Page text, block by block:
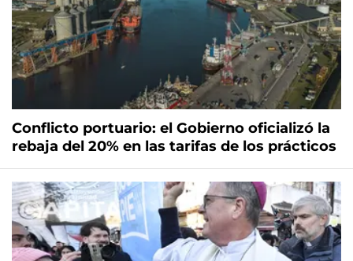
Conflicto portuario: el Gobierno oficializó la
rebaja del 20% en las tarifas de los prácticos